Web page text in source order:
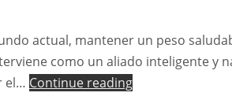
actual, mantener un peso
como un aliado inteligente y
el… Continue reading